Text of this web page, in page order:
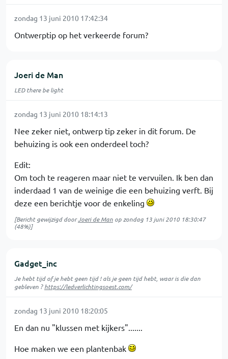
zondag 13 juni 2010 17:42:34
Ontwerptip op het verkeerde forum?
Joeri de Man
LED there be light
zondag 13 juni 2010 18:14:13
Nee zeker niet, ontwerp tip zeker in dit forum. De
behuizing is ook een onderdeel toch?
Edit:
Om toch te reageren maar niet te vervuilen. Ik ben dan
inderdaad 1 van de weinige die een behuizing verft. Bij
deze een berichtje voor de enkeling
[Bericht gewijzigd doorJoeri de Man op zondag 13 juni 2010 18:30:47
(48%)]
Gadget_inc
Je hebt tijd of je hebt geen tijd ! als je geen tijd hebt, waar is die dan
gebleven ?https://ledverlichtingsoest.com/
zondag 13 juni 2010 18:20:05
En dan nu "klussen met kijkers".......
Hoe maken we een plantenbak